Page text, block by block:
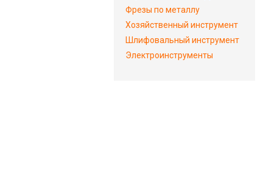
Фрезы по металлу
Хозяйственный инструмент
Шлифовальный инструмент
Электроинструменты